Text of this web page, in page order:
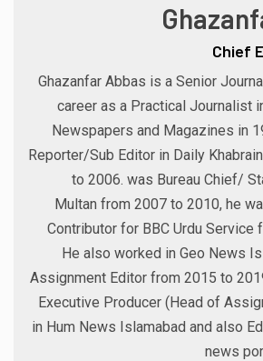
Chief
Ghazanfar Abbas is a Senior
career as a Practical Journalist
Newspapers and Magazines in
Reporter/Sub Editor in Daily
to 2006. was Bureau Chief/
Multan from 2007 to 2010, he
Contributor for BBC Urdu Service
He also worked in Geo News
Assignment Editor from 2015 to
Executive Producer (Head of
in Hum News Islamabad and also
news